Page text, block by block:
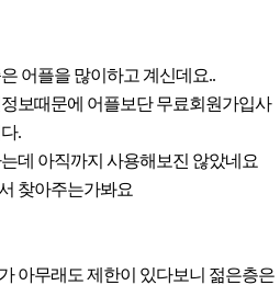
어플을 많이하고 계신데요..
보때문에 어플보단 무료회원가입사
.
데 아직까지 사용해보진 않았네요
찾아주는가봐요
아무래도 제한이 있다보니 젊은층은